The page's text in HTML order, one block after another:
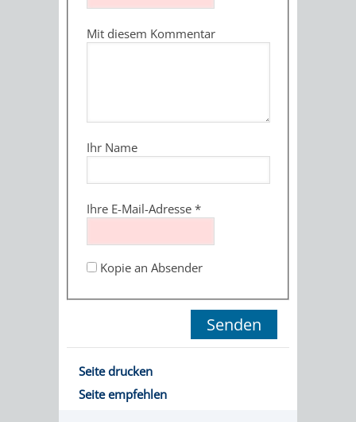
STADTPORTRAIT
REPORTAGEN
DER
IMAGEFILM
STADTGESCHICHTE
AKTUELLES
ENGAGIERTE
SERVICEBEREICH
FÜR
EHRUNGEN
Mit diesem Kommentar
Ihr Name
Ihre E-Mail-Adresse*
Kopie an Absender
Seite drucken
Seite empfehlen